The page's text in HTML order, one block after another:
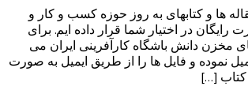
ها و کتابهای به روز حوزه کسب و کار و
رایگان در اختیار شما قرار داده ایم. برای
مخزن دانش باشگاه کارآفرینی ایران می
نموده و فایل ها را از طریق ایمیل به صورت
کتاب […]